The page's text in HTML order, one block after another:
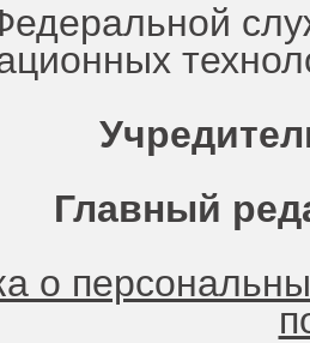
Главный
о